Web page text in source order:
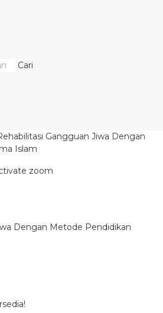
Cari
Gangguan Jiwa Dengan
Islam
zoom
Dengan Metode Pendidikan